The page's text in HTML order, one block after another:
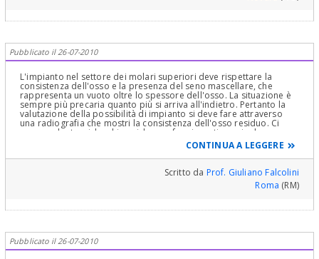
Pubblicato il 26-07-2010
L'impianto nel settore dei molari superiori deve rispettare la
consistenza dell'osso e la presenza del seno mascellare, che
rappresenta un vuoto oltre lo spessore dell'osso. La situazione è
sempre più precaria quanto più si arriva all'indietro. Pertanto la
valutazione della possibilità di impianto si deve fare attraverso
una radiografia che mostri la consistenza dell'osso residuo. Ci
sono anche tecniche chirurgiche per fare innesti ossei ed
accrescere lo spessore dell'osso. Un buon chirurgo mascellare
potrebbe darle un consiglio. La chirurgia orale e la chirurgia
maxillo-facciale sono due specialità riconosciute per legge e
vengono acquisite mediante corsi pluriennali con esame finale.
Pertanto può chiedere all'Ordine dei medici e degli odontoiatri
della sua provincia l'elenco di questi specialisti. L'Ordine
CONTINUA A LEGGERE
Scritto da Prof. Giuliano Falcolini
Roma (RM)
Pubblicato il 26-07-2010